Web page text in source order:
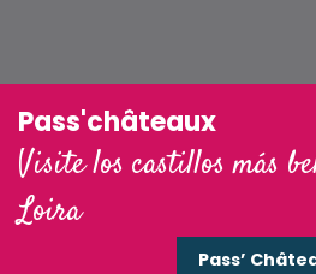
Pass'châteaux
Visite los castillos más
Loira
Pass’